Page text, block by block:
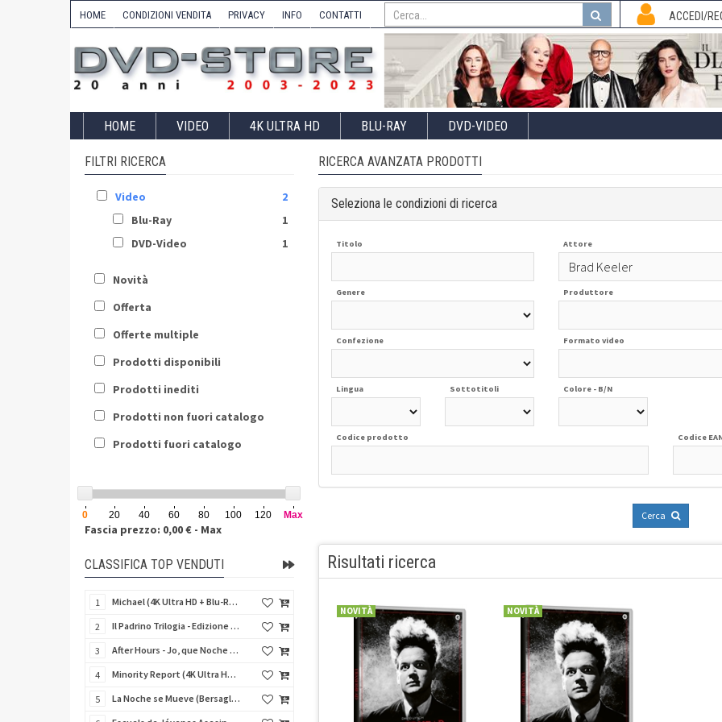
HOME CONDIZIONI VENDITA PRIVACY INFO CONTATTI ACCEDI/
HOME VIDEO 4K ULTRA HD BLU-RAY DVD-VIDEO
RICERCA AVANZATA PRODOTTI
Seleziona le condizioni di ricerca
Titolo Attore
Genere Produttore
Confezione Formato video
Lingua Sottotitoli Colore - B/N
Codice prodotto Codice
Cerca
Risultati ricerca
NOVITÀ NOVITÀ
FILTRI RICERCA
Video
2
Blu-Ray
1
DVD-Video
1
Novità
Offerta
Offerte multiple
Prodotti disponibili
Prodotti inediti
Prodotti non fuori catalogo
Prodotti fuori catalogo
0 20 40 60 80 100 120 Max
Fascia prezzo: 0,00 € - Max
CLASSIFICA TOP VENDUTI
1 Michael (4K Ultra HD + Blu-Ray Disc - SteelBook)
2 Il Padrino Trilogia - Edizione 50º Anniversario - Limited Edition (4 4K Ultra HD + 5 Blu-Ray Disc)
3 After Hours - Jo, que Noche (Fuori orario) (Import Spain) (Blu-Ray Disc)
4 Minority Report (4K Ultra HD + Blu-Ray Disc - SteelBook)
5 La Noche se Mueve (Bersaglio di notte) (Import Spain) (Blu-Ray Disc)